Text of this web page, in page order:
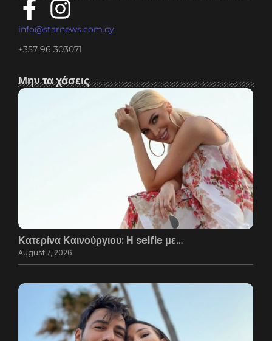
info@starnews.com.cy
+357 96 303071
Μην τα χάσεις
Κατερίνα Καινούργιου: Η selfie με…
August 7, 2026